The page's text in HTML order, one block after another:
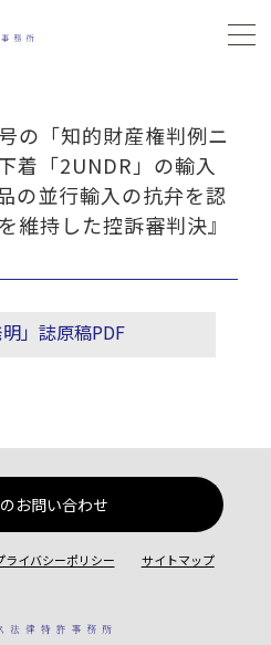
の「知的財産権判例ニ
着「2UNDR」の輸入
の並行輸入の抗弁を認
維持した控訴審判決』
」誌原稿PDF
お問い合わせ
ライバシーポリシー サイトマップ